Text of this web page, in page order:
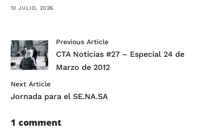
10 JULIO, 2026
Previous Article
CTA Noticias #27 – Especial 24 de
Marzo de 2012
Next Article
Jornada para el SE.NA.SA
1 comment